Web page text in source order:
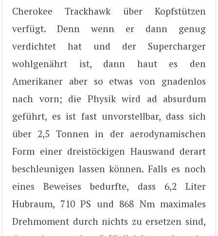
Cherokee Trackhawk über Kopfstützen
verfügt. Denn wenn er dann genug
verdichtet hat und der Supercharger
wohlgenährt ist, dann haut es den
Amerikaner aber so etwas von gnadenlos
nach vorn; die Physik wird ad absurdum
geführt, es ist fast unvorstellbar, dass sich
über 2,5 Tonnen in der aerodynamischen
Form einer dreistöckigen Hauswand derart
beschleunigen lassen können. Falls es noch
eines Beweises bedurfte, dass 6,2 Liter
Hubraum, 710 PS und 868 Nm maximales
Drehmoment durch nichts zu ersetzen sind,